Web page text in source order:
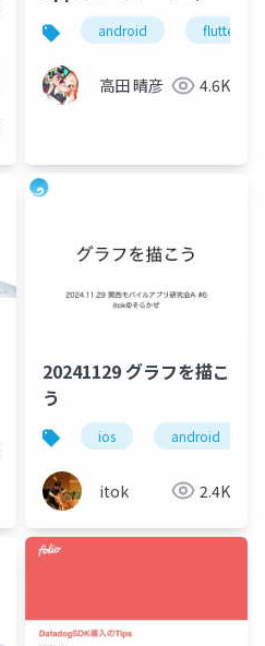
flutter
スタックが Flutter →
ネイティブ → Flutter
になってしまう場合の
技術選定事例
android flutter
高田 晴彦 4.6K
20241129 グラフを描こ
う
ios android
itok 2.4K